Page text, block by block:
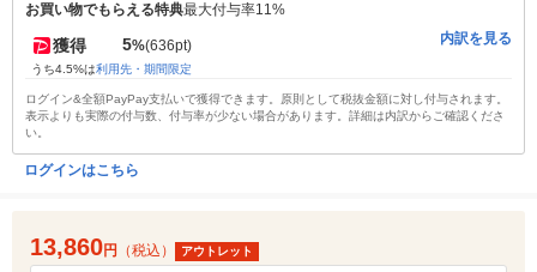
お買い物でもらえる特典最大付与率11%
獲得 5%(636pt)
うち4.5%は利用先・期間限定
内訳を見る
ログイン&全額PayPay支払いで獲得できます。原則として税抜金額に対し付与されます。
表示よりも実際の付与数、付与率が少ない場合があります。詳細は内訳からご確認くださ
い。
ログインはこちら
13,860円 （税込） アウトレット